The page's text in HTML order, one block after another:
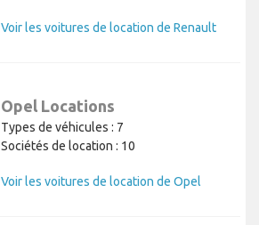
Voir les voitures de location de Renault
Opel Locations
Types de véhicules : 7
Sociétés de location : 10
Voir les voitures de location de Opel